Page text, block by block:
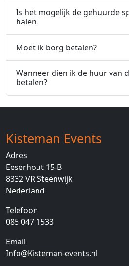
Is het mogelijk de gehuurde
halen.
Moet ik borg betalen?
Wanneer dien ik de huur van
betalen?
Kisteman Events
Adres
Eeserhout 15-B
8332 VRSteenwijk
Nederland
Telefoon
085 047 1533
Email
Info@Kisteman-events.nl